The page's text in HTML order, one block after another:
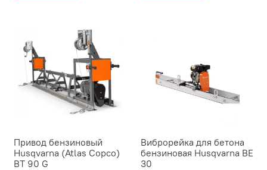
Привод бензиновый
Husqvarna (Atlas Copco)
BT 90 G
Виброрейка для бетона
бензиновая Husqvarna BE
30